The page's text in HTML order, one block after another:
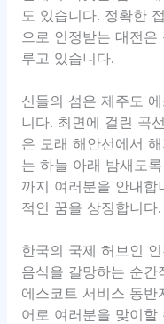
도 있습니다. 정확한
으로 인정받는 대전은
루고 있습니다.
신들의 섬은 제주도
니다. 최면에 걸린 곡
은 모래 해안선에서
는 하늘 아래 밤새도
까지 여러분을 안내합
적인 꿈을 상징합니다.
한국의 국제 허브인
음식을 갈망하는 순간
에스코트 서비스 동반
어로 여러분을 맞이할